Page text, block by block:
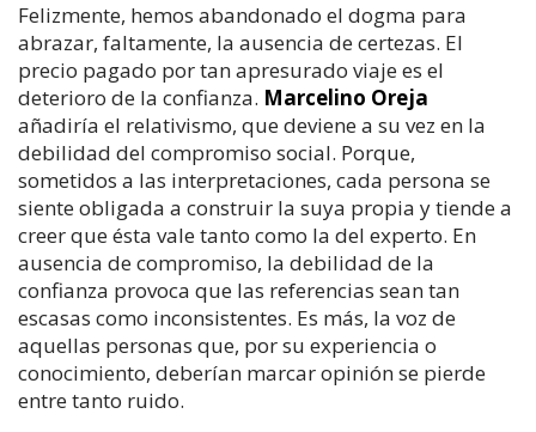
Felizmente, hemos abandonado el dogma para
abrazar, faltamente, la ausencia de certezas. El
precio pagado por tan apresurado viaje es el
deterioro de la confianza. Marcelino Oreja
añadiría el relativismo, que deviene a su vez en la
debilidad del compromiso social. Porque,
sometidos a las interpretaciones, cada persona se
siente obligada a construir la suya propia y tiende a
creer que ésta vale tanto como la del experto. En
ausencia de compromiso, la debilidad de la
confianza provoca que las referencias sean tan
escasas como inconsistentes. Es más, la voz de
aquellas personas que, por su experiencia o
conocimiento, deberían marcar opinión se pierde
entre tanto ruido.